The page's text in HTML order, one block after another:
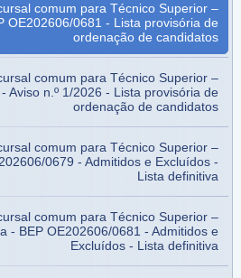
comum para Técnico Superior –
OE202606/0681 - Lista provisória de
ordenação de candidatos
comum para Técnico Superior –
Aviso n.º 1/2026 - Lista provisória de
ordenação de candidatos
comum para Técnico Superior –
0679 - Admitidos e Excluídos -
Lista definitiva
comum para Técnico Superior –
- BEP OE202606/0681 - Admitidos e
Excluídos - Lista definitiva